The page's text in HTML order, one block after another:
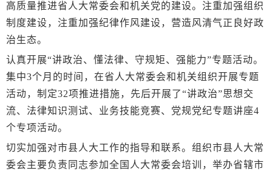
高质量推进省人大常委会和机关党的建设。注重加强组织
制度建设，注重加强纪律作风建设，营造风清气正良好政
治生态。
认真开展“讲政治、懂法律、守规矩、强能力”专题活动。
集中3个月的时间，在省人大常委会和机关组织开展专题
活动，制定32项推进措施，先后开展了“讲政治”思想交
流、法律知识测试、业务技能竞赛、党规党纪专题讲座4
个专项活动。
切实加强对市县人大工作的指导和联系。组织市县人大常
委会主要负责同志参加全国人大常委会培训，举办省辖市